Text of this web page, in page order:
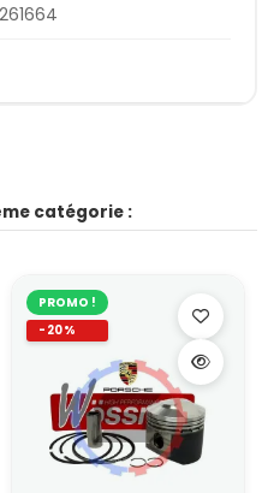
261664
catégorie :
PROMO !
-20%